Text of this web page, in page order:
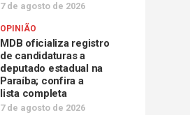
7 de agosto de 2026
OPINIÃO
MDB oficializa registro
de candidaturas a
deputado estadual na
Paraíba; confira a
lista completa
7 de agosto de 2026